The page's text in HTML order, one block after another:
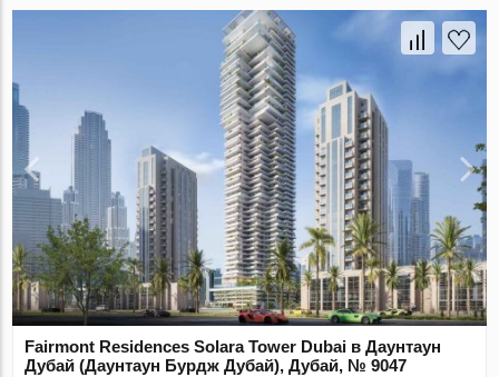
Fairmont Residences Solara Tower Dubai в Даунтаун
Дубай (Даунтаун Бурдж Дубай), Дубай, № 9047